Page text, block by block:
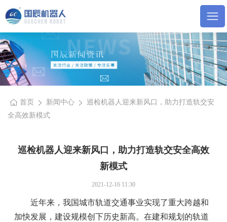
首页 新闻中心
巡检机器人迎来新风口，助力打造轨交安
全高效新模式
巡检机器人迎来新风口，助力打造轨交安全高效
新模式
2021-12-16 11:30
近年来，我国城市轨道交通事业实现了重大跨越和
加快发展，建设规模创下历史新高。在建和规划的轨道